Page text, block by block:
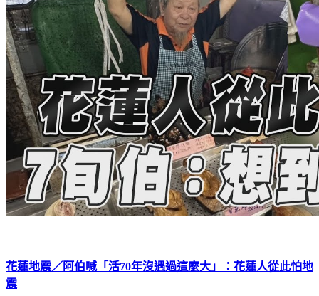
花蓮地震／阿伯喊「活70年沒遇過這麼大」：花蓮人從此怕地
震